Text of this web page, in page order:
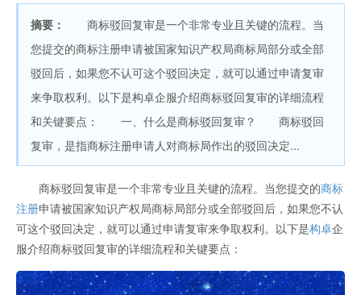
产权有限公司
摘要：
商标驳回复审是一个非常专业且关键的流程。当
您提交的商标注册申请被国家知识产权局商标局部分或全部
驳回后，如果您不认可这个驳回决定，就可以通过申请复审
来争取权利。以下是构卓企服介绍商标驳回复审的详细流程
和关键要点： 一、什么是商标驳回复审？ 商标驳回
复审，是指商标注册申请人对商标局作出的驳回决定...
商标驳回复审是一个非常专业且关键的流程。当您提交的商标
注册申请被国家知识产权局商标局部分或全部驳回后，如果您不认
可这个驳回决定，就可以通过申请复审来争取权利。以下是构卓企
服介绍商标驳回复审的详细流程和关键要点：